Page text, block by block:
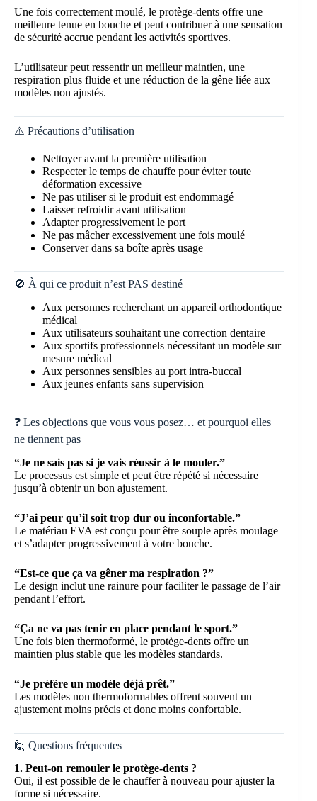
Une fois correctement moulé, le protège-dents offre une
meilleure tenue en bouche et peut contribuer à une sensation
de sécurité accrue pendant les activités sportives.
L’utilisateur peut ressentir un meilleur maintien, une
respiration plus fluide et une réduction de la gêne liée aux
modèles non ajustés.
⚠️ Précautions d’utilisation
Nettoyer avant la première utilisation
Respecter le temps de chauffe pour éviter toute
déformation excessive
Ne pas utiliser si le produit est endommagé
Laisser refroidir avant utilisation
Adapter progressivement le port
Ne pas mâcher excessivement une fois moulé
Conserver dans sa boîte après usage
🚫 À qui ce produit n’est PAS destiné
Aux personnes recherchant un appareil orthodontique
médical
Aux utilisateurs souhaitant une correction dentaire
Aux sportifs professionnels nécessitant un modèle sur
mesure médical
Aux personnes sensibles au port intra-buccal
Aux jeunes enfants sans supervision
❓ Les objections que vous vous posez… et pourquoi elles
ne tiennent pas
“Je ne sais pas si je vais réussir à le mouler.”
Le processus est simple et peut être répété si nécessaire
jusqu’à obtenir un bon ajustement.
“J’ai peur qu’il soit trop dur ou inconfortable.”
Le matériau EVA est conçu pour être souple après moulage
et s’adapter progressivement à votre bouche.
“Est-ce que ça va gêner ma respiration ?”
Le design inclut une rainure pour faciliter le passage de l’air
pendant l’effort.
“Ça ne va pas tenir en place pendant le sport.”
Une fois bien thermoformé, le protège-dents offre un
maintien plus stable que les modèles standards.
“Je préfère un modèle déjà prêt.”
Les modèles non thermoformables offrent souvent un
ajustement moins précis et donc moins confortable.
🙋 Questions fréquentes
1. Peut-on remouler le protège-dents ?
Oui, il est possible de le chauffer à nouveau pour ajuster la
forme si nécessaire.